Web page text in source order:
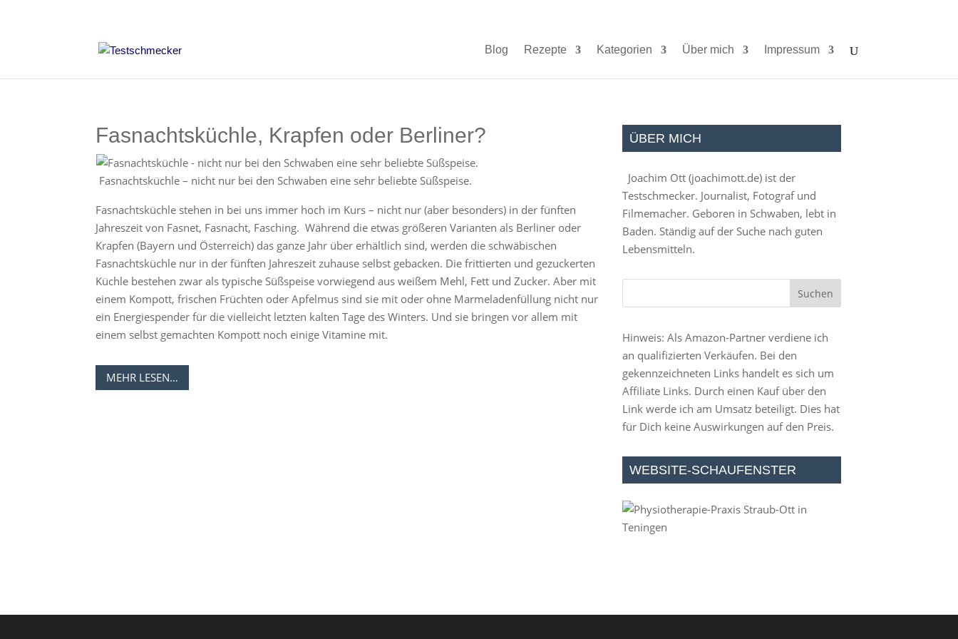
Blog Rezepte Kategorien Über mich Impressum
Fasnachtsküchle, Krapfen oder Berliner?
Fasnachtsküchle – nicht nur bei den Schwaben eine sehr beliebte Süßspeise.
Fasnachtsküchle stehen in bei uns immer hoch im Kurs – nicht nur (aber besonders) in der fünften
Jahreszeit von Fasnet, Fasnacht, Fasching. Während die etwas größeren Varianten als Berliner oder
Krapfen (Bayern und Österreich) das ganze Jahr über erhältlich sind, werden die schwäbischen
Fasnachtsküchle nur in der fünften Jahreszeit zuhause selbst gebacken. Die frittierten und gezuckerten
Küchle bestehen zwar als typische Süßspeise vorwiegend aus weißem Mehl, Fett und Zucker. Aber mit
einem Kompott, frischen Früchten oder Apfelmus sind sie mit oder ohne Marmeladenfüllung nicht nur
ein Energiespender für die vielleicht letzten kalten Tage des Winters. Und sie bringen vor allem mit
einem selbst gemachten Kompott noch einige Vitamine mit.
MEHR LESEN…
ÜBER MICH
Joachim Ott (joachimott.de) ist der
Testschmecker. Journalist, Fotograf und
Filmemacher. Geboren in Schwaben, lebt in
Baden. Ständig auf der Suche nach guten
Lebensmitteln.
Hinweis: Als Amazon-Partner verdiene ich
an qualifizierten Verkäufen. Bei den
gekennzeichneten Links handelt es sich um
Affiliate Links. Durch einen Kauf über den
Link werde ich am Umsatz beteiligt. Dies hat
für Dich keine Auswirkungen auf den Preis.
WEBSITE-SCHAUFENSTER